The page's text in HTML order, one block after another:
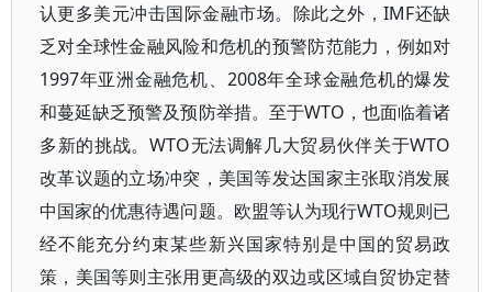
认更多美元冲击国际金融市场。除此之外，IMF还缺
乏对全球性金融风险和危机的预警防范能力，例如对
1997年亚洲金融危机、2008年全球金融危机的爆发
和蔓延缺乏预警及预防举措。至于WTO，也面临着诸
多新的挑战。WTO无法调解几大贸易伙伴关于WTO
改革议题的立场冲突，美国等发达国家主张取消发展
中国家的优惠待遇问题。欧盟等认为现行WTO规则已
经不能充分约束某些新兴国家特别是中国的贸易政
策，美国等则主张用更高级的双边或区域自贸协定替